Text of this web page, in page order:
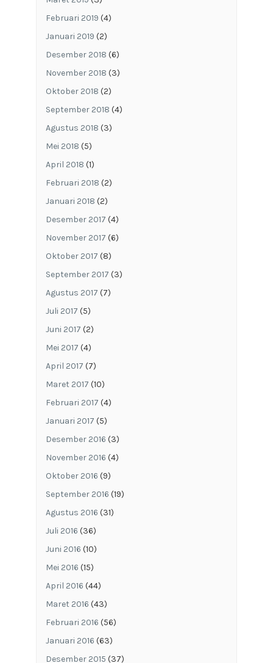
Februari 2019 (4)
Januari 2019 (2)
Desember 2018 (6)
November 2018 (3)
Oktober 2018 (2)
September 2018 (4)
Agustus 2018 (3)
Mei 2018 (5)
April 2018 (1)
Februari 2018 (2)
Januari 2018 (2)
Desember 2017 (4)
November 2017 (6)
Oktober 2017 (8)
September 2017 (3)
Agustus 2017 (7)
Juli 2017 (5)
Juni 2017 (2)
Mei 2017 (4)
April 2017 (7)
Maret 2017 (10)
Februari 2017 (4)
Januari 2017 (5)
Desember 2016 (3)
November 2016 (4)
Oktober 2016 (9)
September 2016 (19)
Agustus 2016 (31)
Juli 2016 (36)
Juni 2016 (10)
Mei 2016 (15)
April 2016 (44)
Maret 2016 (43)
Februari 2016 (56)
Januari 2016 (63)
Desember 2015 (37)